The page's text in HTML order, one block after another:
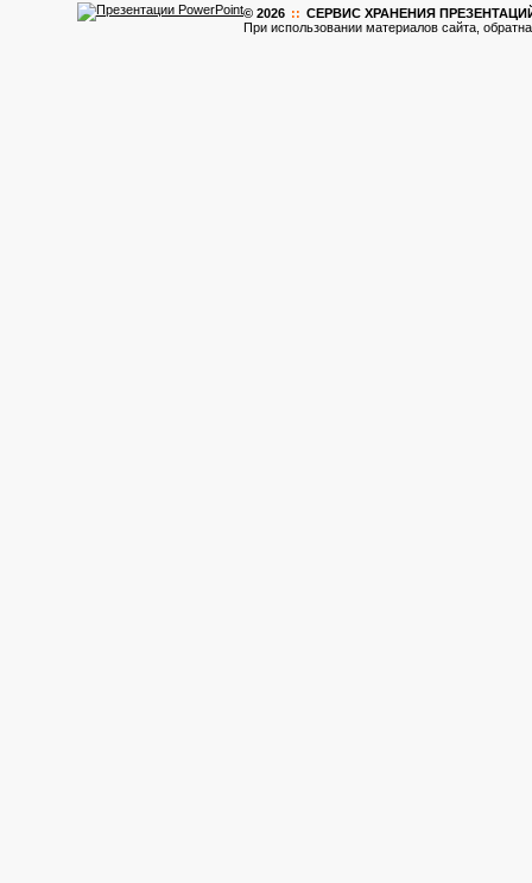
© 2026 :: CЕРВИС ХРАНЕНИЯ ПРЕЗЕНТАЦИЙ
При использовании материалов сайта,